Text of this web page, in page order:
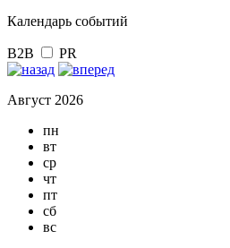
Календарь событий
B2B PR
Август 2026
пн
вт
ср
чт
пт
сб
вс